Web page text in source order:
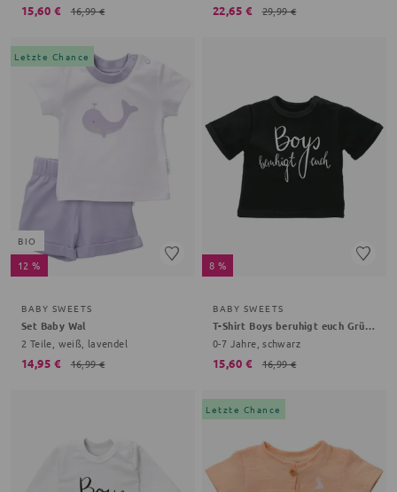
15,60 € 16,99 € 22,65 € 29,99 €
Letzte Chance
BIO
12 %
BABY SWEETS
Set Baby Wal
2 Teile, weiß, lavendel
14,95 € 16,99 €
8 %
BABY SWEETS
T-Shirt Boys beruhigt euch Grüße, Gemüse
0-7 Jahre, schwarz
15,60 € 16,99 €
Letzte Chance